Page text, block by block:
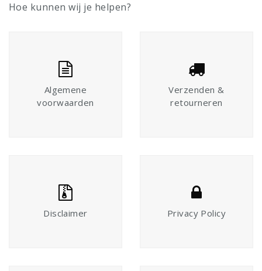
Hoe kunnen wij je helpen?
Algemene
voorwaarden
Verzenden &
retourneren
Disclaimer Privacy Policy